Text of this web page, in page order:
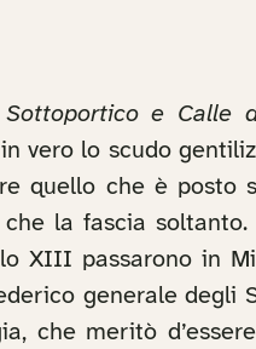
e Calle
vero lo scudo
quello che è posto
la fascia
XIII passarono in
generale
che meritò